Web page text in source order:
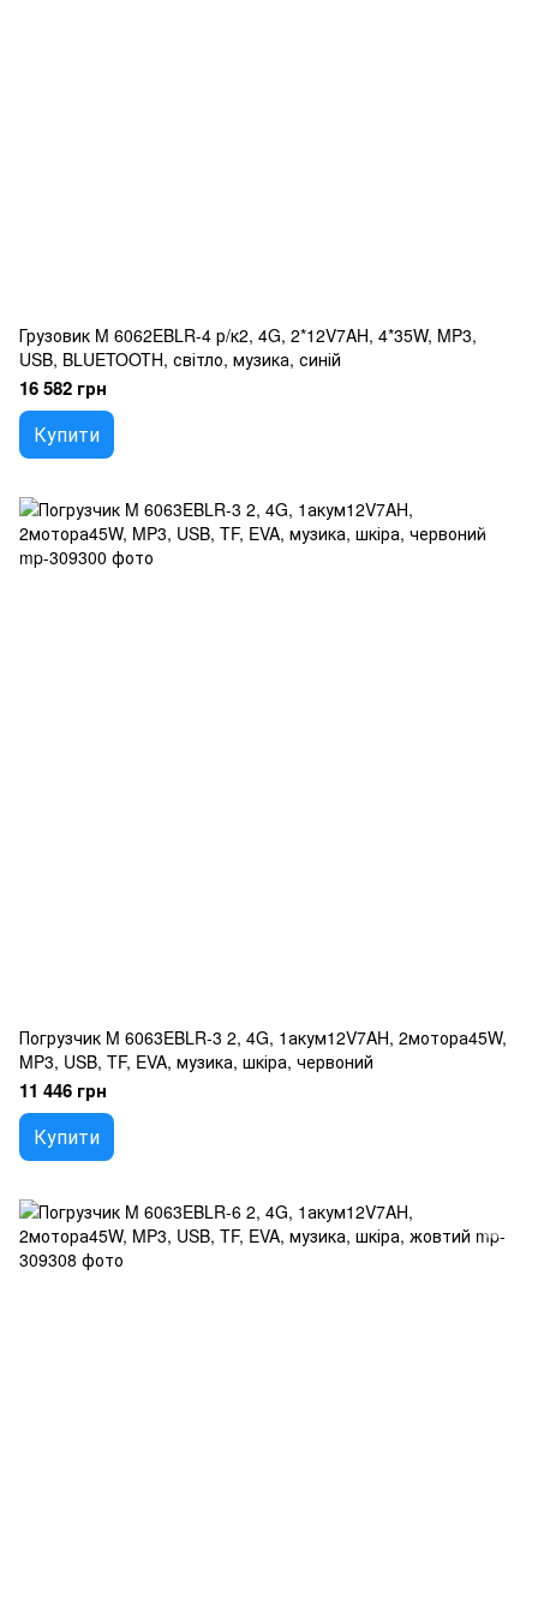
Грузовик M 6062EBLR-4 р/к2, 4G, 2*12V7AH, 4*35W, MP3,
USB, BLUETOOTH, світло, музика, синій
16 582 грн
Купити
Погрузчик M 6063EBLR-3 2, 4G, 1акум12V7AH, 2мотора45W,
MP3, USB, TF, EVA, музика, шкіра, червоний
11 446 грн
Купити